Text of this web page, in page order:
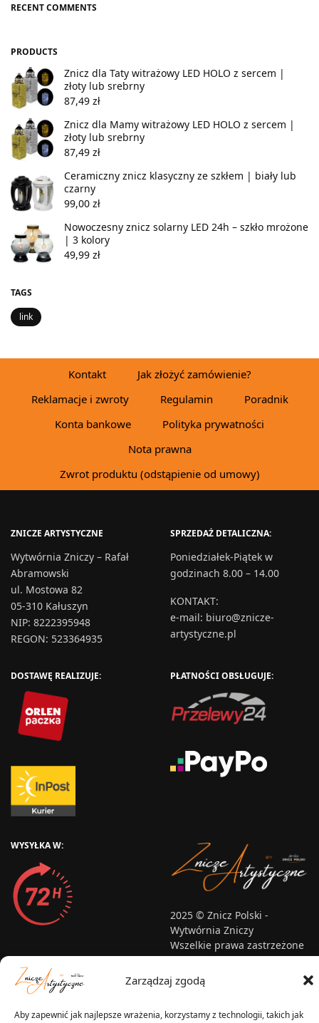
Zarządzaj zgodą
Aby zapewnić jak najlepsze wrażenia, korzystamy z technologii, takich jak
RECENT COMMENTS
PRODUCTS
Znicz dla Taty witrażowy LED HOLO z sercem |
złoty lub srebrny
87,49 zł
Znicz dla Mamy witrażowy LED HOLO z sercem |
złoty lub srebrny
87,49 zł
Ceramiczny znicz klasyczny ze szkłem | biały lub
czarny
99,00 zł
Nowoczesny znicz solarny LED 24h – szkło mrożone
| 3 kolory
49,99 zł
TAGS
link
Kontakt
Jak złożyć zamówienie?
Reklamacje i zwroty
Regulamin
Poradnik
Konta bankowe
Polityka prywatności
Nota prawna
Zwrot produktu (odstąpienie od umowy)
ZNICZE ARTYSTYCZNE
Wytwórnia Zniczy – Rafał
Abramowski
ul. Mostowa 82
05-310 Kałuszyn
NIP: 8222395948
REGON: 523364935
SPRZEDAŻ DETALICZNA:
Poniedziałek-Piątek w
godzinach 8.00 – 14.00
KONTAKT:
e-mail: biuro@znicze-
artystyczne.pl
DOSTAWĘ REALIZUJE: PŁATNOŚCI OBSŁUGUJE:
WYSYŁKA W:
2025 © Znicz Polski -
Wytwórnia Zniczy
Wszelkie prawa zastrzeżone